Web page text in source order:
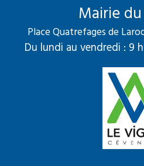
Mairie
Place Quatrefages de
Du lundi au vendredi : 9